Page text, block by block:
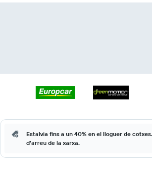
Estalvia fins a un 40% en el lloguer de
d'arreu de la xarxa.